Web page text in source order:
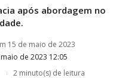
após abordagem no
de 2023 12:05
15 de maio de 2023
2 minuto(s) de leitura